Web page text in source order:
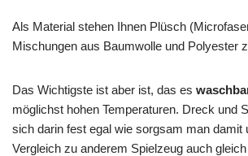
Als Material stehen Ihnen Plüsch
Mischungen aus Baumwolle und Polyester
Das Wichtigste ist aber ist, das es
möglichst hohen Temperaturen. Dreck und
sich darin fest egal wie sorgsam man damit
Vergleich zu anderem Spielzeug auch